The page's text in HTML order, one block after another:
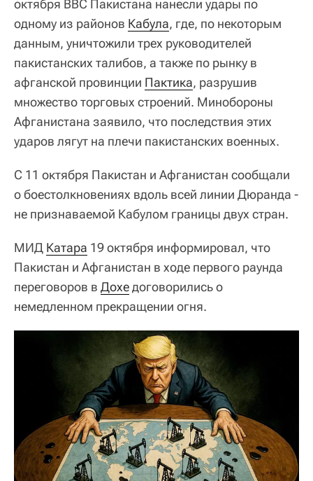
октября ВВС Пакистана нанесли удары по
одному из районов Кабула, где, по некоторым
данным, уничтожили трех руководителей
пакистанских талибов, а также по рынку в
афганской провинции Пактика, разрушив
множество торговых строений. Минобороны
Афганистана заявило, что последствия этих
ударов лягут на плечи пакистанских военных.
С 11 октября Пакистан и Афганистан сообщали
о боестолкновениях вдоль всей линии Дюранда -
не признаваемой Кабулом границы двух стран.
МИД Катара 19 октября информировал, что
Пакистан и Афганистан в ходе первого раунда
переговоров в Дохедоговорились о
немедленном прекращении огня.